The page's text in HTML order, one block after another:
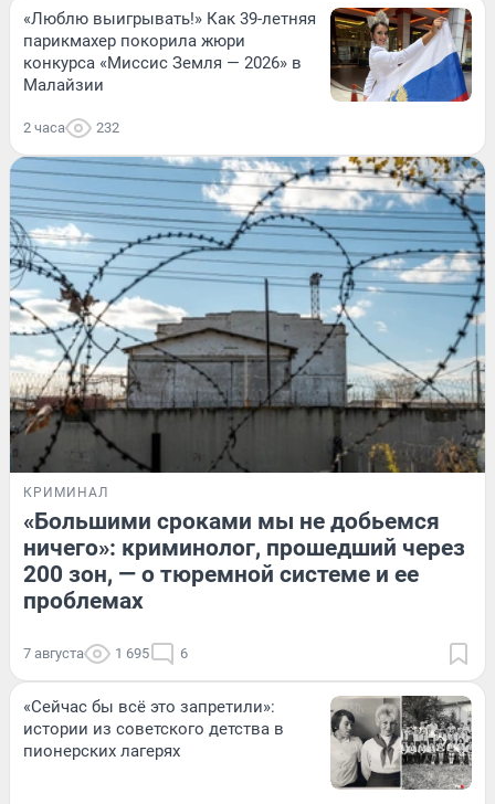
«Люблю выигрывать!» Как 39-летняя
парикмахер покорила жюри
конкурса «Миссис Земля — 2026» в
Малайзии
2 часа 232
КРИМИНАЛ
«Большими сроками мы не добьемся
ничего»: криминолог, прошедший через
200 зон, — о тюремной системе и ее
проблемах
7 августа 1 695 6
«Сейчас бы всё это запретили»:
истории из советского детства в
пионерских лагерях